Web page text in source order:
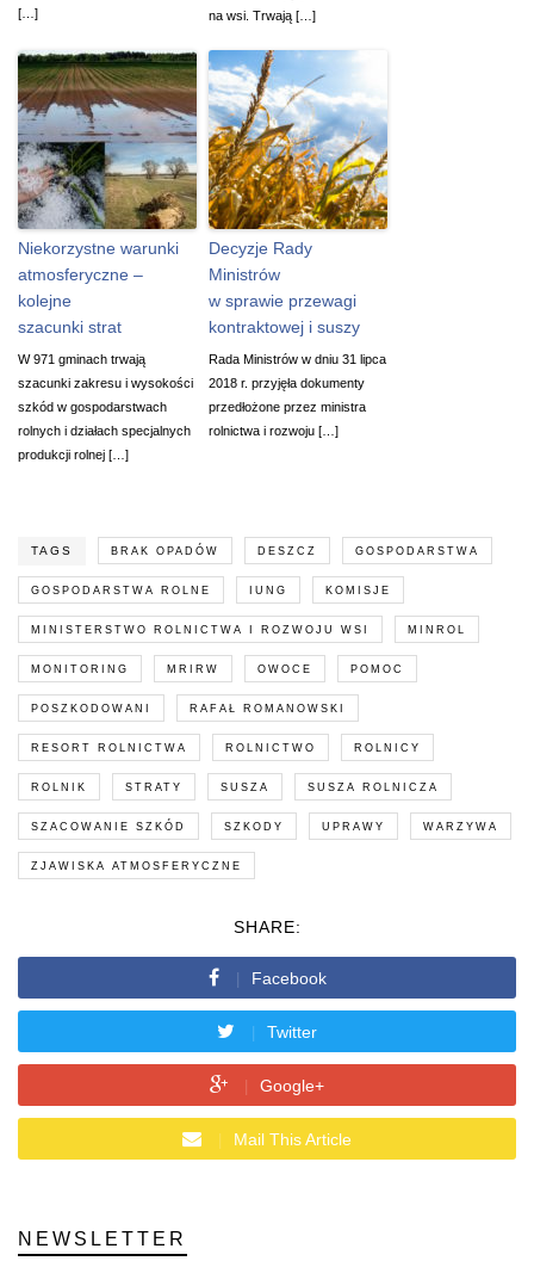
[…]
na wsi. Trwają […]
Niekorzystne warunki
atmosferyczne –
kolejne
szacunki strat
W 971 gminach trwają
szacunki zakresu i wysokości
szkód w gospodarstwach
rolnych i działach specjalnych
produkcji rolnej […]
Decyzje Rady
Ministrów
w sprawie przewagi
kontraktowej i suszy
Rada Ministrów w dniu 31 lipca
2018 r. przyjęła dokumenty
przedłożone przez ministra
rolnictwa i rozwoju […]
TAGS BRAK OPADÓW DESZCZ GOSPODARSTWA
GOSPODARSTWA ROLNE IUNG KOMISJE
MINISTERSTWO ROLNICTWA I ROZWOJU WSI MINROL
MONITORING MRIRW OWOCE POMOC
POSZKODOWANI RAFAŁ ROMANOWSKI
RESORT ROLNICTWA ROLNICTWO ROLNICY
ROLNIK STRATY SUSZA SUSZA ROLNICZA
SZACOWANIE SZKÓD SZKODY UPRAWY WARZYWA
ZJAWISKA ATMOSFERYCZNE
SHARE:
Facebook
Twitter
Google+
Mail This Article
NEWSLETTER